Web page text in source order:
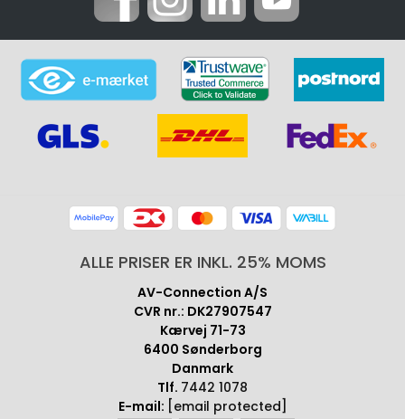
ALLE PRISER ER INKL. 25% MOMS
AV-Connection A/S
CVR nr.: DK27907547
Kærvej 71-73
6400 Sønderborg
Danmark
Tlf. 7442 1078
E-mail: [email protected]